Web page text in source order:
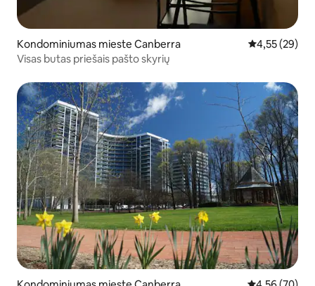
Kondominiumas mieste Canberra Vidutinis
4,55 (29)
Visas butas priešais pašto skyrių